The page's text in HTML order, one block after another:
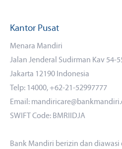
Kantor Pusat
Menara Mandiri
Jalan Jenderal Sudirman Kav 54-
Jakarta 12190 Indonesia
Telp: 14000, +62-21-52997777
Email:
SWIFT Code: BMRIIDJA
Bank Mandiri berizin dan diawasi